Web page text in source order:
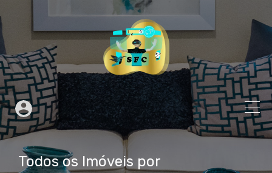
Todos os Imóveis por